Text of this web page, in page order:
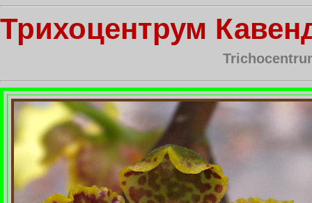
Трихоцентрум